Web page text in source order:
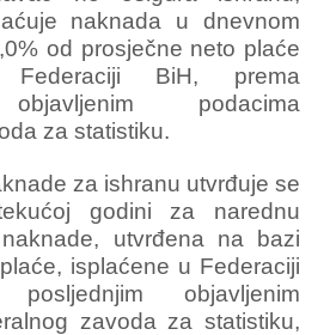
naknada u dnevnom
od prosječne neto plaće
BiH, prema
podacima
za statistiku.
za ishranu utvrđuje se
godini za narednu
utvrđena na bazi
isplaćene u Federaciji
objavljenim
zavoda za statistiku,